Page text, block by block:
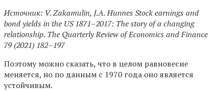
Источник: V. Zakamulin, J.A. Hunnes Stock earnings and
bond yields in the US 1871–2017: The story of a changing
relationship. The Quarterly Review of Economics and Finance
79 (2021) 182–197
Поэтому можно сказать, что в целом равновесие
меняется, но по данным с 1970 года оно является
устойчивым.